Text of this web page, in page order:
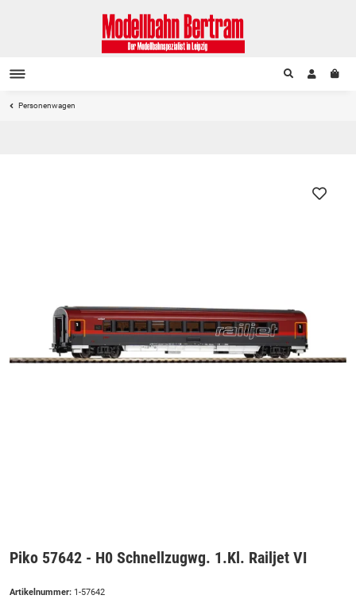
Personenwagen
Piko 57642 - H0 Schnellzugwg. 1.Kl. Railjet VI
Artikelnummer: 1-57642